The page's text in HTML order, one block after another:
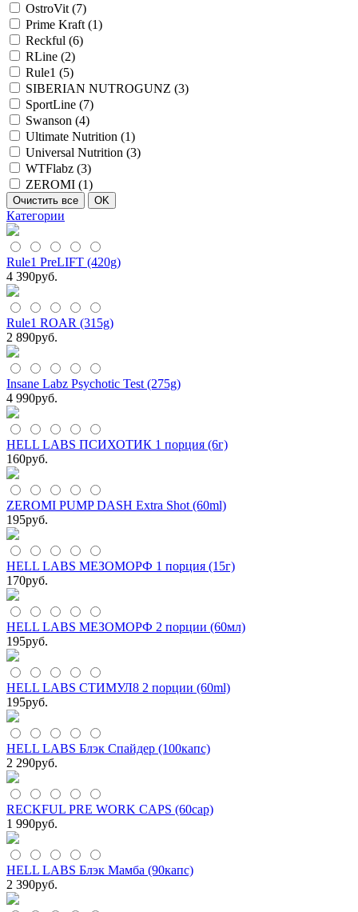
OstroVit (7)
Prime Kraft (1)
Reckful (6)
RLine (2)
Rule1 (5)
SIBERIAN NUTROGUNZ (3)
SportLine (7)
Swanson (4)
Ultimate Nutrition (1)
Universal Nutrition (3)
WTFlabz (3)
ZEROMI (1)
Категории
Rule1 PreLIFT (420g)
4 390руб.
Rule1 ROAR (315g)
2 890руб.
Insane Labz Psychotic Test (275g)
4 990руб.
HELL LABS ПСИХОТИК 1 порция (6г)
160руб.
ZEROMI PUMP DASH Extra Shot (60ml)
195руб.
HELL LABS МЕЗОМОРФ 1 порция (15г)
170руб.
HELL LABS МЕЗОМОРФ 2 порции (60мл)
195руб.
HELL LABS СТИМУЛ8 2 порции (60ml)
195руб.
HELL LABS Блэк Спайдер (100капс)
2 290руб.
RECKFUL PRE WORK CAPS (60cap)
1 990руб.
HELL LABS Блэк Мамба (90капс)
2 390руб.